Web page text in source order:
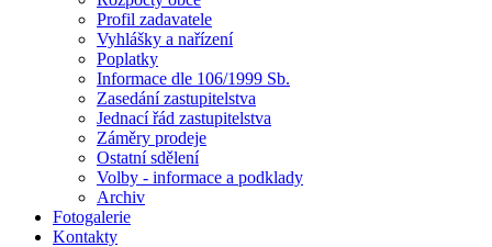
Profil zadavatele
Vyhlášky a nařízení
Poplatky
Informace dle 106/1999 Sb.
Zasedání zastupitelstva
Jednací řád zastupitelstva
Záměry prodeje
Ostatní sdělení
Volby - informace a podklady
Archiv
Fotogalerie
Kontakty